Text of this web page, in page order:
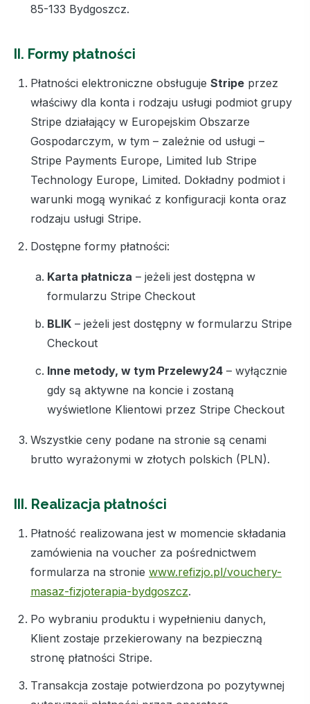
85-133 Bydgoszcz.
II. Formy płatności
Płatności elektroniczne obsługuje Stripe przez
właściwy dla konta i rodzaju usługi podmiot grupy
Stripe działający w Europejskim Obszarze
Gospodarczym, w tym – zależnie od usługi –
Stripe Payments Europe, Limited lub Stripe
Technology Europe, Limited. Dokładny podmiot i
warunki mogą wynikać z konfiguracji konta oraz
rodzaju usługi Stripe.
Dostępne formy płatności:
Karta płatnicza – jeżeli jest dostępna w
formularzu Stripe Checkout
BLIK – jeżeli jest dostępny w formularzu Stripe
Checkout
Inne metody, w tym Przelewy24 – wyłącznie
gdy są aktywne na koncie i zostaną
wyświetlone Klientowi przez Stripe Checkout
Wszystkie ceny podane na stronie są cenami
brutto wyrażonymi w złotych polskich (PLN).
III. Realizacja płatności
Płatność realizowana jest w momencie składania
zamówienia na voucher za pośrednictwem
formularza na stronie www.refizjo.pl/vouchery-
masaz-fizjoterapia-bydgoszcz.
Po wybraniu produktu i wypełnieniu danych,
Klient zostaje przekierowany na bezpieczną
stronę płatności Stripe.
Transakcja zostaje potwierdzona po pozytywnej